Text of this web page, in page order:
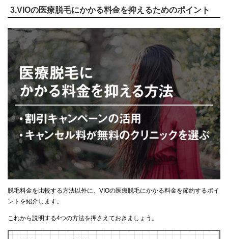
3.VIOの医療脱毛にかかる料金を抑えるためのポイント
脱毛料金を比較する方法以外に、VIOの医療脱毛にかかる料金を節約するポイ
ントを紹介します。
これから説明する4つの方法を押さえておきましょう。